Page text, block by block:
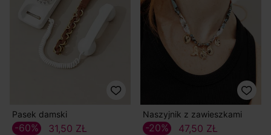
Pasek damski
31,50 ZŁ
-60%
Naszyjnik z zawieszkami
47,50 ZŁ
-20%